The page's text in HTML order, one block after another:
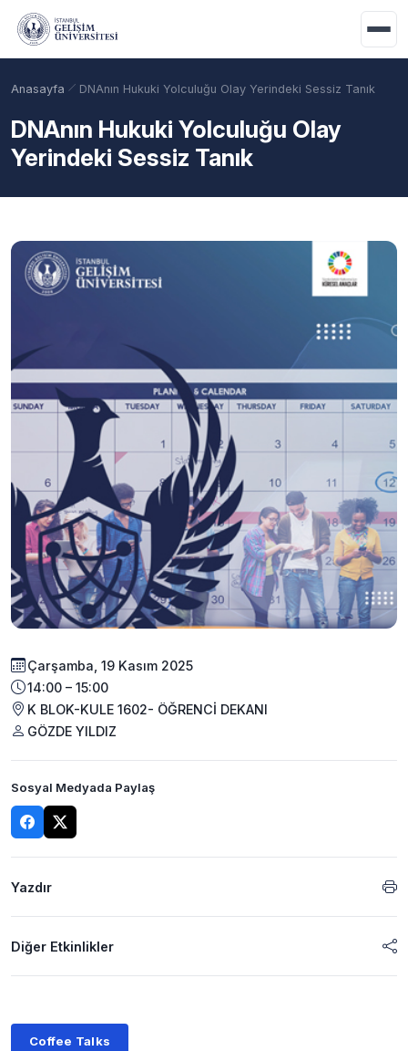
Ana içeriğe geç
Anasayfa DNAnın Hukuki Yolculuğu Olay Yerindeki Sessiz Tanık
DNAnın Hukuki Yolculuğu Olay
Yerindeki Sessiz Tanık
Çarşamba, 19 Kasım 2025
14:00 – 15:00
K BLOK-KULE 1602- ÖĞRENCİ DEKANI
GÖZDE YILDIZ
Sosyal Medyada Paylaş
Yazdır
Diğer Etkinlikler
Coffee Talks